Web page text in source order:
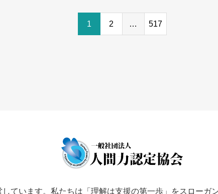
1
2 … 517
ています。私たちは「理解は支援の第一歩」をスローガ